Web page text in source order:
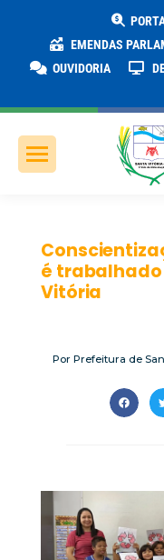
EMENDAS
OUVIDORIA
é trabalhado
Vitória
PorPrefeitura de